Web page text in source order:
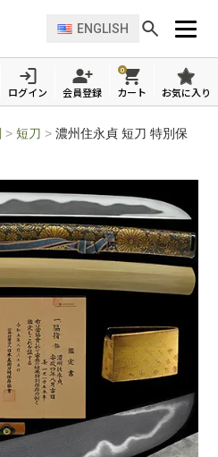
ENGLISH
ログイン 会員登録
0
カート お気に入り
>短刀 >濃州住永貞 短刀 特別保